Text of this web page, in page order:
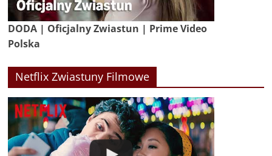
DODA | Oficjalny Zwiastun | Prime Video
Polska
Netflix Zwiastuny Filmowe